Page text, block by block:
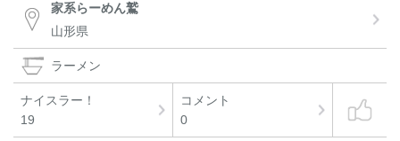
家系らーめん鷲
山形県
ラーメン
ナイスラー！
19
コメント
0